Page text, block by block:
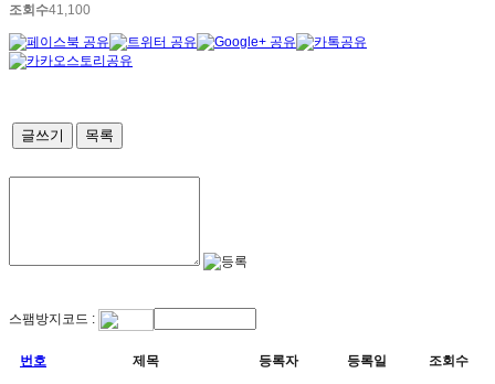
조회수41,100
글쓰기 목록
스팸방지코드 :
번호 제목 등록자 등록일 조회수